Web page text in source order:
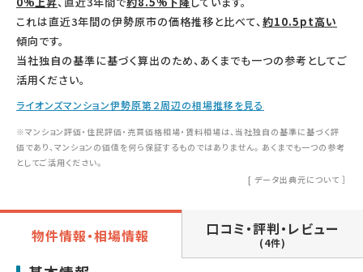
これは直近3年間の伊勢原市の価格推移と比べて、約10.5pt高い
傾向です。
当社独自の基準に基づく算出のため、あくまでも一つの参考としてご
活用ください。
ライオンズマンション伊勢原第２周辺の相場推移を見る
※マンション評価・住民評価・売買価格相場・賃料相場は、当社独自の基準に基づく評
価であり、マンションの価値を何ら保証するものではありません。 あくまでも一つの参考
としてご活用ください。
[ データ出典元について ］
物件情報・相場情報 口コミ・評判・レビュー
(4件)